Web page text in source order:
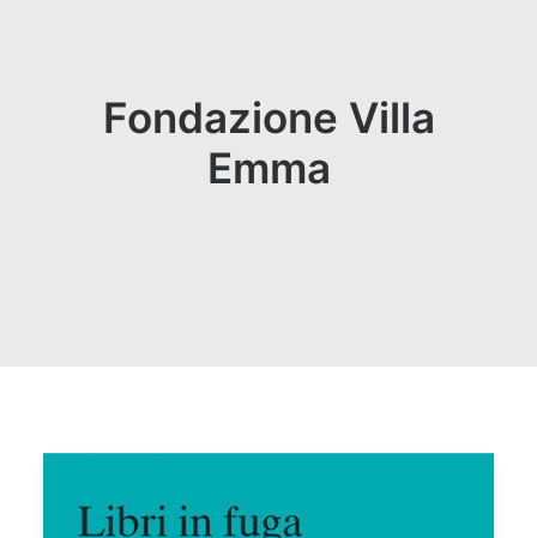
Fondazione Villa
Emma